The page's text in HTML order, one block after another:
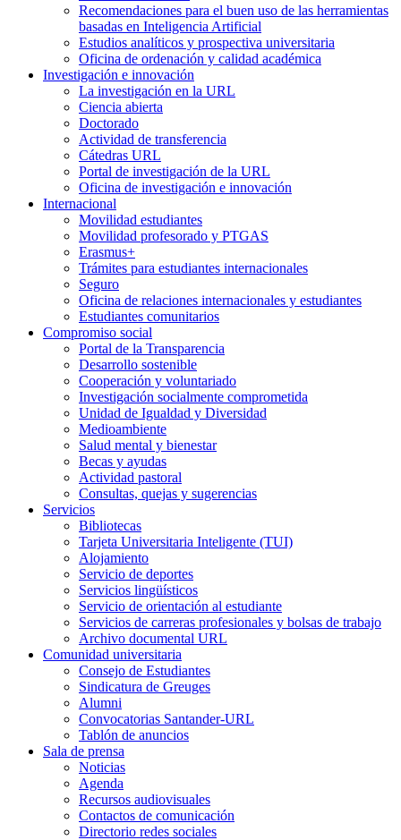
Recomendaciones para el buen uso de las herramientas
basadas en Inteligencia Artificial
Estudios analíticos y prospectiva universitaria
Oficina de ordenación y calidad académica
Investigación e innovación
La investigación en la URL
Ciencia abierta
Doctorado
Actividad de transferencia
Cátedras URL
Portal de investigación de la URL
Oficina de investigación e innovación
Internacional
Movilidad estudiantes
Movilidad profesorado y PTGAS
Erasmus+
Trámites para estudiantes internacionales
Seguro
Oficina de relaciones internacionales y estudiantes
Estudiantes comunitarios
Compromiso social
Portal de la Transparencia
Desarrollo sostenible
Cooperación y voluntariado
Investigación socialmente comprometida
Unidad de Igualdad y Diversidad
Medioambiente
Salud mental y bienestar
Becas y ayudas
Actividad pastoral
Consultas, quejas y sugerencias
Servicios
Bibliotecas
Tarjeta Universitaria Inteligente (TUI)
Alojamiento
Servicio de deportes
Servicios lingüísticos
Servicio de orientación al estudiante
Servicios de carreras profesionales y bolsas de trabajo
Archivo documental URL
Comunidad universitaria
Consejo de Estudiantes
Sindicatura de Greuges
Alumni
Convocatorias Santander-URL
Tablón de anuncios
Sala de prensa
Noticias
Agenda
Recursos audiovisuales
Contactos de comunicación
Directorio redes sociales